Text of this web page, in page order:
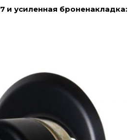
и усиленная броненакладка: